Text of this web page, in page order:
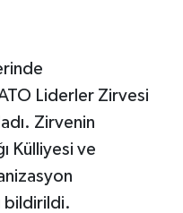
Liderler Zirvesi
Zirvenin
Külliyesi ve
bildirildi.